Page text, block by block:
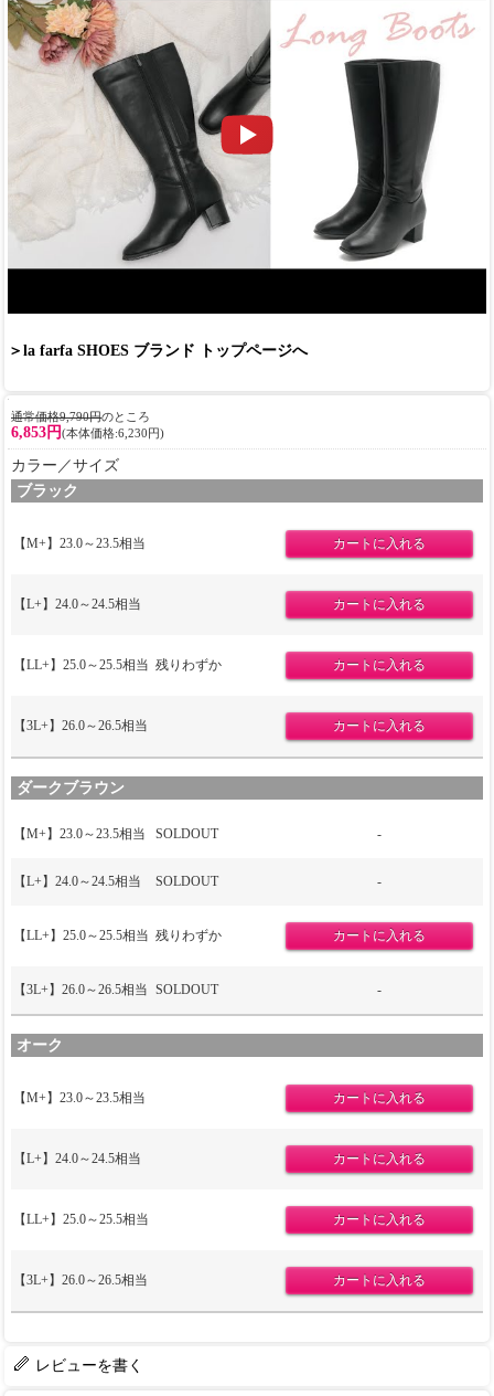
＞la farfa SHOES ブランド トップページへ
通常価格9,790円のところ
6,853円(本体価格:6,230円)
カラー／サイズ
ブラック
【M+】23.0～23.5相当
【L+】24.0～24.5相当
【LL+】25.0～25.5相当 残りわずか
【3L+】26.0～26.5相当
ダークブラウン
【M+】23.0～23.5相当 SOLDOUT -
【L+】24.0～24.5相当 SOLDOUT -
【LL+】25.0～25.5相当 残りわずか
【3L+】26.0～26.5相当 SOLDOUT -
オーク
【M+】23.0～23.5相当
【L+】24.0～24.5相当
【LL+】25.0～25.5相当
【3L+】26.0～26.5相当
レビューを書く